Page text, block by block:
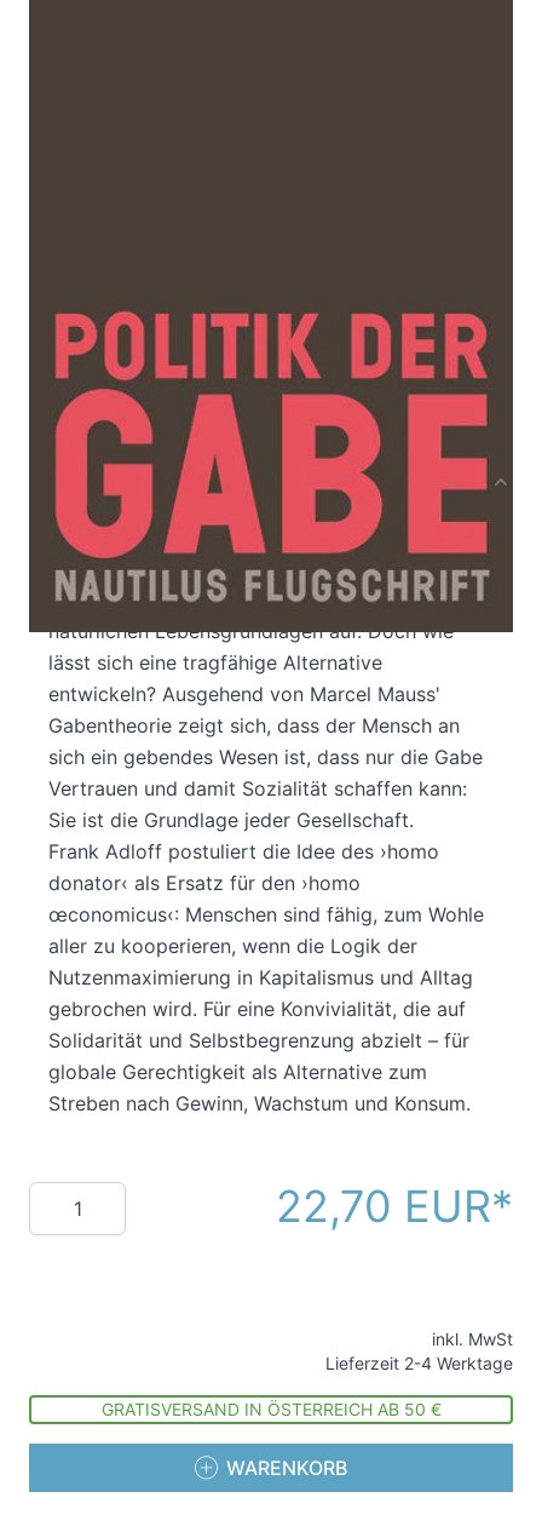
Bibliografische Daten
Autor:innenbeschreibung
Produktbeschreibung
Die moderne kapitalistische Gesellschaft
produziert Ungerechtigkeit und Ausbeutung
ungeahnten Ausmaßes und zehrt unsere
natürlichen Lebensgrundlagen auf. Doch wie
lässt sich eine tragfähige Alternative
entwickeln? Ausgehend von Marcel Mauss'
Gabentheorie zeigt sich, dass der Mensch an
sich ein gebendes Wesen ist, dass nur die Gabe
Vertrauen und damit Sozialität schaffen kann:
Sie ist die Grundlage jeder Gesellschaft.
Frank Adloff postuliert die Idee des ›homo
donator‹ als Ersatz für den ›homo
œconomicus‹: Menschen sind fähig, zum Wohle
aller zu kooperieren, wenn die Logik der
Nutzenmaximierung in Kapitalismus und Alltag
gebrochen wird. Für eine Konvivialität, die auf
Solidarität und Selbstbegrenzung abzielt – für
globale Gerechtigkeit als Alternative zum
Streben nach Gewinn, Wachstum und Konsum.
Menge 22,70 EUR
inkl. MwSt
Lieferzeit 2-4 Werktage
GRATISVERSAND IN ÖSTERREICH AB 50 €
WARENKORB